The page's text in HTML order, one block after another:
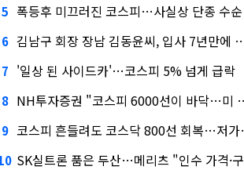
5 폭등후 미끄러진 코스피…사실상 단종 수순 밟는 '단종레'
6 김남구 회장 장남 김동윤씨, 입사 7년만에 한투증권 임원 승진
7 '일상 된 사이드카'…코스피 5% 넘게 급락
8 NH투자증권 "코스피 6000선이 바닥…미 금리 안정 후 추가 회복"
9 코스피 흔들려도 코스닥 800선 회복…저가매수세 유입
SK실트론 품은 두산…메리츠 "인수 가격·구조 모두 기대 이상"